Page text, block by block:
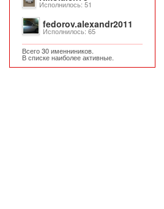
Исполнилось: 51
fedorov.alexandr2011
Исполнилось: 65
Всего 30 именниников.
В списке наиболее активные.